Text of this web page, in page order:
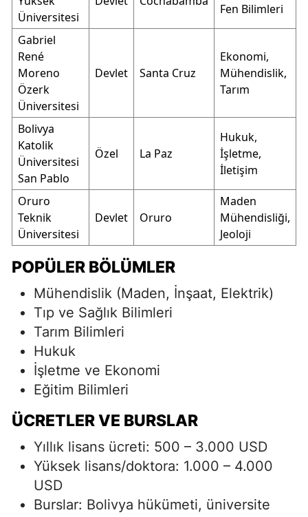
Üniversitesi
Fen Bilimleri
Gabriel
René
Moreno
Özerk
Üniversitesi
Devlet Santa Cruz
Ekonomi,
Mühendislik,
Tarım
Bolivya
Katolik
Üniversitesi
San Pablo
Özel La Paz
Hukuk,
İşletme,
İletişim
Oruro
Teknik
Üniversitesi
Devlet Oruro
Maden
Mühendisliği,
Jeoloji
POPÜLER BÖLÜMLER
Mühendislik (Maden, İnşaat, Elektrik)
Tıp ve Sağlık Bilimleri
Tarım Bilimleri
Hukuk
İşletme ve Ekonomi
Eğitim Bilimleri
ÜCRETLER VE BURSLAR
Yıllık lisans ücreti: 500 – 3.000 USD
Yüksek lisans/doktora: 1.000 – 4.000
USD
Burslar: Bolivya hükümeti, üniversite